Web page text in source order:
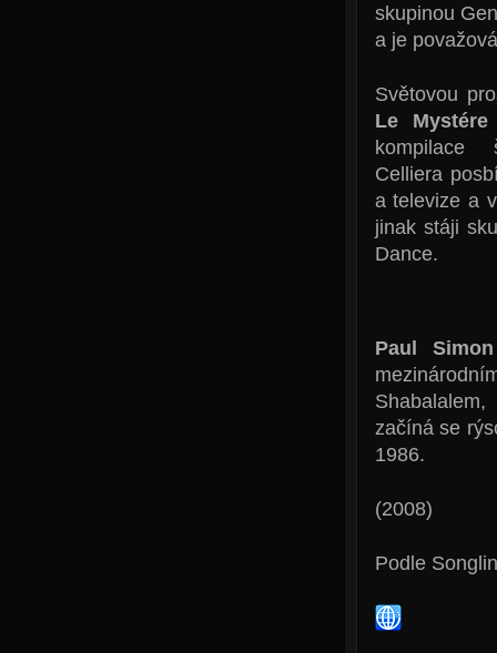
skupinou
a je
Světovou
Le
kompilace
Celliera
a televize a
jinak stáji
Dance.
Paul Simon
začíná se
1986.
(2008)
Podle